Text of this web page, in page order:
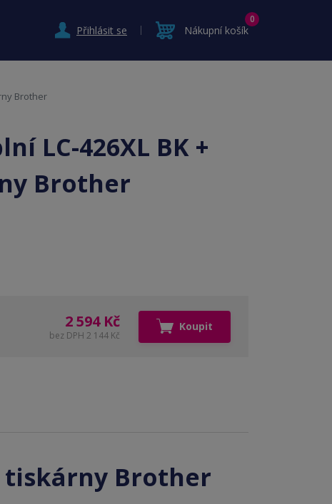
Přihlásit se Nákupní košík
0
Brother
LC-426XL BK +
Brother
2 594 Kč
bez DPH 2 144 Kč
Koupit
tiskárny Brother